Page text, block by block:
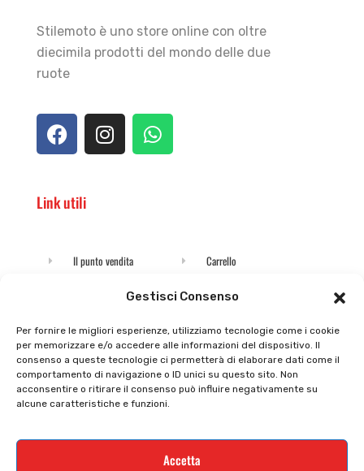
Gestisci Consenso
Per fornire le migliori esperienze, utilizziamo tecnologie come i cookie
per memorizzare e/o accedere alle informazioni del dispositivo. Il
consenso a queste tecnologie ci permetterà di elaborare dati come il
comportamento di navigazione o ID unici su questo sito. Non
acconsentire o ritirare il consenso può influire negativamente su
alcune caratteristiche e funzioni.
Accetta
Stilemoto è uno store online con oltre
diecimila prodotti del mondo delle due
ruote
Link utili
Il punto vendita
Il mio account
Privacy policy
Cookie policy
Supporto e contatti
Carrello
checkout
Tutti prodotti
Termini e condizioni
Resi e rimborsi